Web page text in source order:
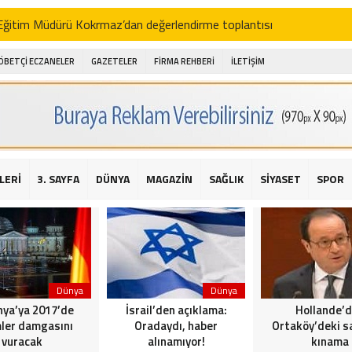
Müdürü Kokrmaz’dan değerlendirme toplantısı
Alibeyoğlu, Aile Destek Merkezini ziyaret etti
ıhlamur piyasalarda
şehitleri için bayraklı kayak gösterileri düzenlenecek
için yardım kermesi
2016 yılı değerlendirmesi
Sarıyer Çayırbaşı Cezayirli Hasan Paşa Camii’nde silahlı
Bahçeli’den Reina’ya düzenlenen terör saldırısına ilişkin açıklama
ECZANELER GAZETELER FİRMA REHBERİ İLETİŞİM
3. SAYFA DÜNYA MAGAZİN SAĞLIK SİYASET SPOR
Dünya
2017’de
damgasını
vuracak
Dünya
İsrail’den açıklama:
Oradaydı, haber
alınamıyor!
Ortaköy’deki
kınama